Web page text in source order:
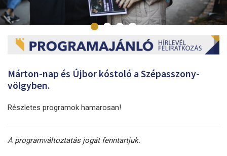
Márton-nap és Újbor kóstoló a Szépasszony-
völgyben.
Részletes programok hamarosan!
A programváltoztatás jogát fenntartjuk.